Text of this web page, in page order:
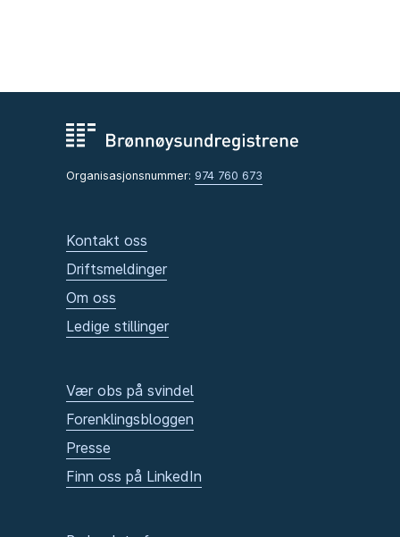
Organisasjonsnummer: 974 760 673
Kontakt oss
Driftsmeldinger
Om oss
Ledige stillinger
Vær obs på svindel
Forenklingsbloggen
Presse
Finn oss på LinkedIn